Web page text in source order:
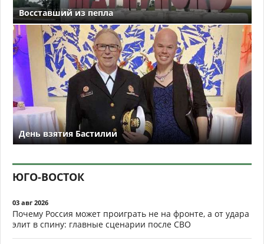
Восставший из пепла
День взятия Бастилии
ЮГО-ВОСТОК
03 авг 2026
Почему Россия может проиграть не на фронте, а от удара
элит в спину: главные сценарии после СВО